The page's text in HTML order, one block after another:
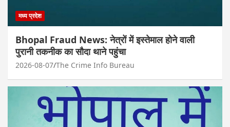
मध्य प्रदेश
Bhopal Fraud News: नेत्रों में इस्तेमाल होने वाली
पुरानी तकनीक का सौदा थाने पहुंचा
2026-08-07 The Crime Info Bureau